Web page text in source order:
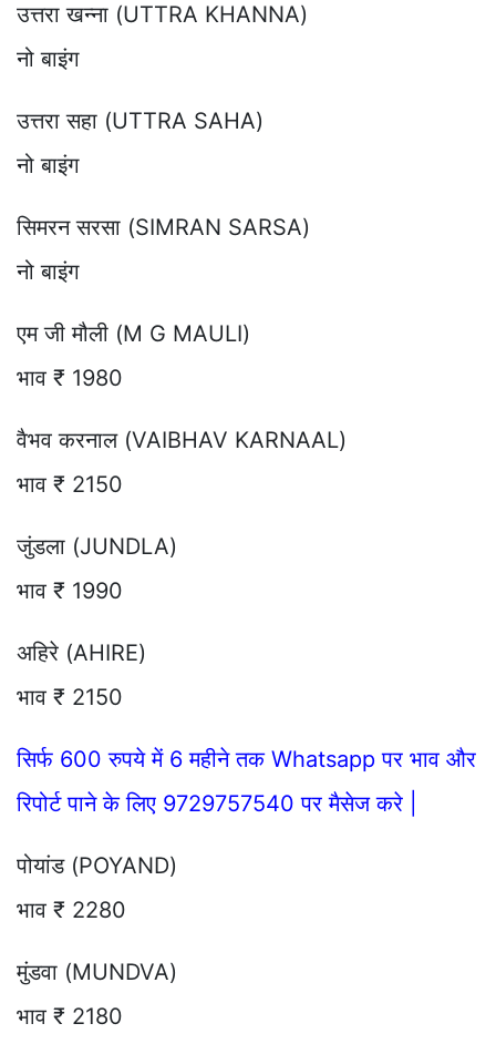
उत्तरा खन्ना (UTTRA KHANNA)
नो बाइंग
उत्तरा सहा (UTTRA SAHA)
नो बाइंग
सिमरन सरसा (SIMRAN SARSA)
नो बाइंग
एम जी मौली (M G MAULI)
भाव ₹ 1980
वैभव करनाल (VAIBHAV KARNAAL)
भाव ₹ 2150
जुंडला (JUNDLA)
भाव ₹ 1990
अहिरे (AHIRE)
भाव ₹ 2150
सिर्फ 600 रुपये में 6 महीने तक Whatsapp पर भाव और
रिपोर्ट पाने के लिए 9729757540 पर मैसेज करे |
पोयांड (POYAND)
भाव ₹ 2280
मुंडवा (MUNDVA)
भाव ₹ 2180